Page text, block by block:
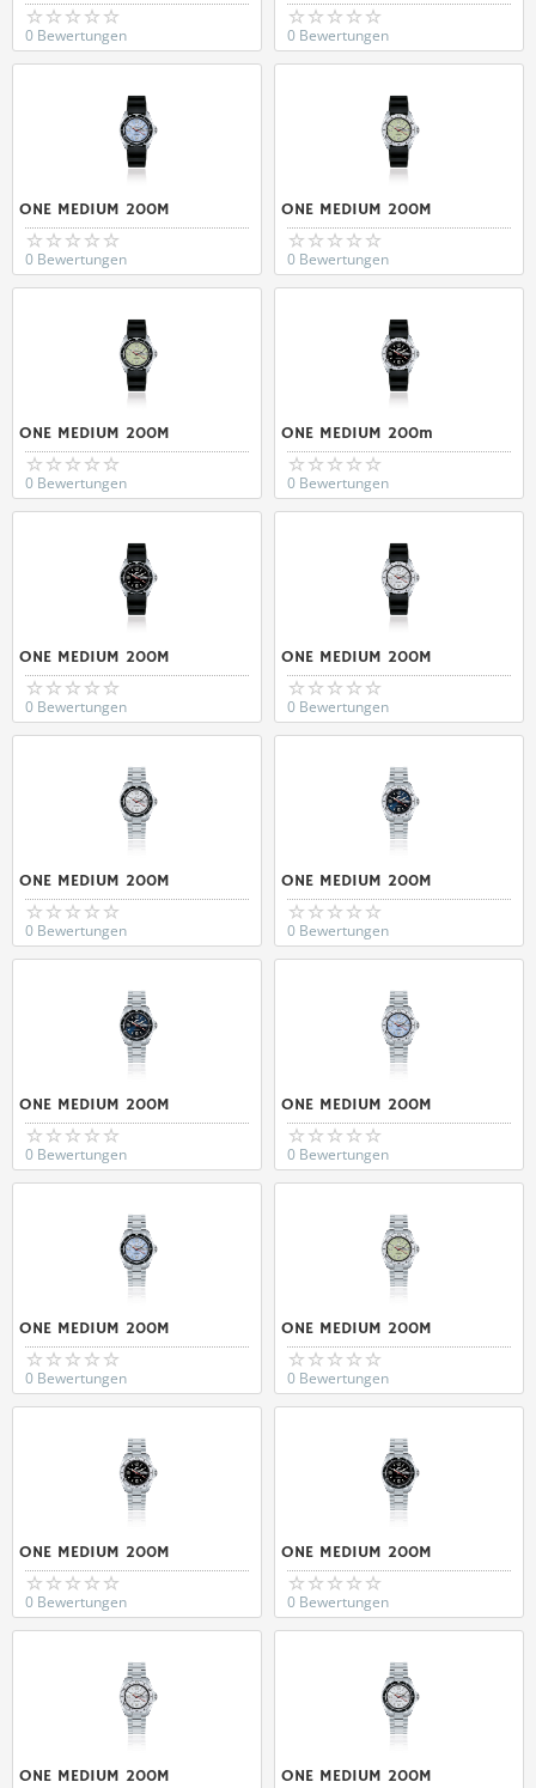
0 Bewertungen 0 Bewertungen
ONE MEDIUM 200M
0 Bewertungen
ONE MEDIUM 200M
0 Bewertungen
ONE MEDIUM 200M
0 Bewertungen
ONE MEDIUM 200m
0 Bewertungen
ONE MEDIUM 200M
0 Bewertungen
ONE MEDIUM 200M
0 Bewertungen
ONE MEDIUM 200M
0 Bewertungen
ONE MEDIUM 200M
0 Bewertungen
ONE MEDIUM 200M
0 Bewertungen
ONE MEDIUM 200M
0 Bewertungen
ONE MEDIUM 200M
0 Bewertungen
ONE MEDIUM 200M
0 Bewertungen
ONE MEDIUM 200M
0 Bewertungen
ONE MEDIUM 200M
0 Bewertungen
ONE MEDIUM 200M ONE MEDIUM 200M